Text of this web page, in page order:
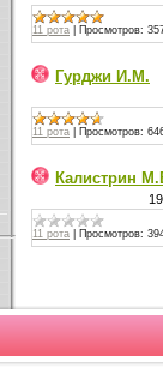
11 рота Просмотров:
Гурджи И.М.
11 рота Просмотров:
Калистрин
11 рота Просмотров: